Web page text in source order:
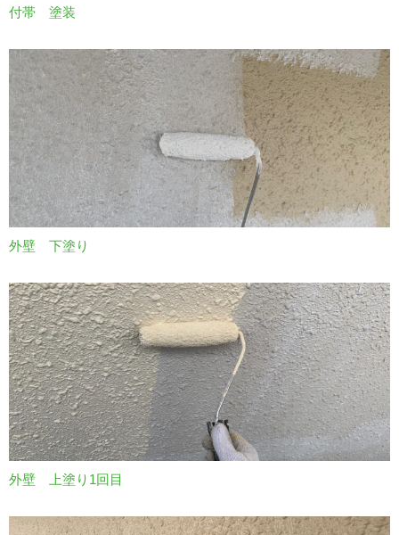
付帯 塗装
外壁 下塗り
外壁 上塗り1回目